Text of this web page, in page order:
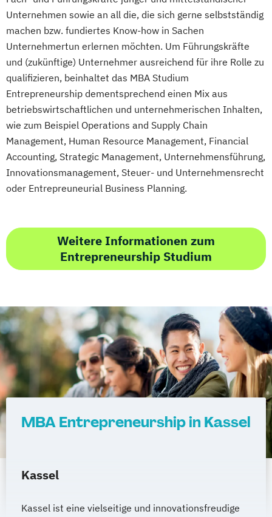
Unternehmen sowie an all die, die sich gerne selbstständig
machen bzw. fundiertes Know-how in Sachen
Unternehmertun erlernen möchten. Um Führungskräfte
und (zukünftige) Unternehmer ausreichend für ihre Rolle zu
qualifizieren, beinhaltet das MBA Studium
Entrepreneurship dementsprechend einen Mix aus
betriebswirtschaftlichen und unternehmerischen Inhalten,
wie zum Beispiel Operations and Supply Chain
Management, Human Resource Management, Financial
Accounting, Strategic Management, Unternehmensführung,
Innovationsmanagement, Steuer- und Unternehmensrecht
oder Entrepreuneurial Business Planning.
Weitere Informationen zum
Entrepreneurship Studium
MBA Entrepreneurship in Kassel
Kassel
Kassel ist eine vielseitige und innovationsfreudige